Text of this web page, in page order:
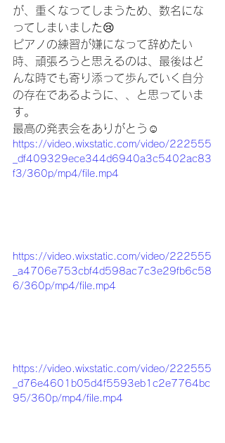
が、重くなってしまうため、数名にな
ってしまいました😢
ピアノの練習が嫌になって辞めたい
時、頑張ろうと思えるのは、最後はど
んな時でも寄り添って歩んでいく自分
の存在であるように、、と思っていま
す。
最高の発表会をありがとう☺️
https://video.wixstatic.com/video/222555
_df409329ece344d6940a3c5402ac83
f3/360p/mp4/file.mp4
https://video.wixstatic.com/video/222555
_a4706e753cbf4d598ac7c3e29fb6c58
6/360p/mp4/file.mp4
https://video.wixstatic.com/video/222555
_d76e4601b05d4f5593eb1c2e7764bc
95/360p/mp4/file.mp4